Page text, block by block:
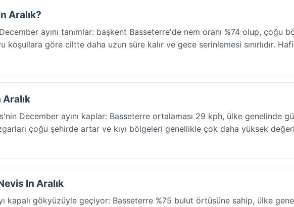
Aralık?
ayını tanımlar: başkent Basseterre'de nem oranı %74 olup, çoğu
koşullara göre ciltte daha uzun süre kalır ve gece serinlemesi sınırlıdır.
December ayını kaplar: Basseterre ortalaması 29 kph, ülke genelinde
çoğu şehirde artar ve kıyı bölgeleri genellikle çok daha yüksek
In Aralık
kapalı gökyüzüyle geçiyor: Basseterre %75 bulut örtüsüne sahip, ülke